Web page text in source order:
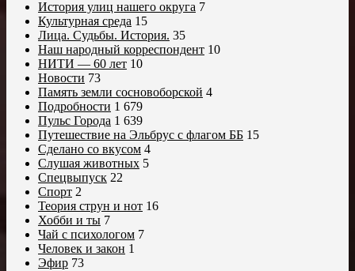
История улиц нашего округа 7
Культурная среда 15
Лица. Судьбы. История. 35
Наш народный корреспондент 10
НИТИ — 60 лет 10
Новости 73
Память земли сосновоборской 4
Подробности 1 679
Пульс Города 1 639
Путешествие на Эльбрус с флагом ББ 15
Сделано со вкусом 4
Слушая животных 5
Спецвыпуск 22
Спорт 2
Теория струн и нот 16
Хобби и ты 7
Чай с психологом 7
Человек и закон 1
Эфир 73